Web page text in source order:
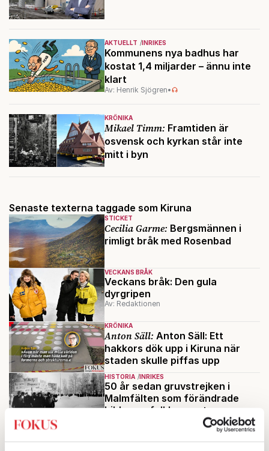
AKTUELLT INRIKES
Kommunens nya badhus har
kostat 1,4 miljarder – ännu inte
klart
Av: Henrik Sjögren•
KRÖNIKA
Mikael Timm: Framtiden är
osvensk och kyrkan står inte
mitt i byn
Senaste texterna taggade som Kiruna
STICKET
Cecilia Garme: Bergsmännen i
rimligt bråk med Rosenbad
VECKANS BRÅK
Veckans bråk: Den gula
dyrgripen
Av: Redaktionen
KRÖNIKA
Anton Säll: Anton Säll: Ett
hakkors dök upp i Kiruna när
staden skulle piffas upp
HISTORIA INRIKES
50 år sedan gruvstrejken i
Malmfälten som förändrade
bilden av folkhemmet
Mest lästa